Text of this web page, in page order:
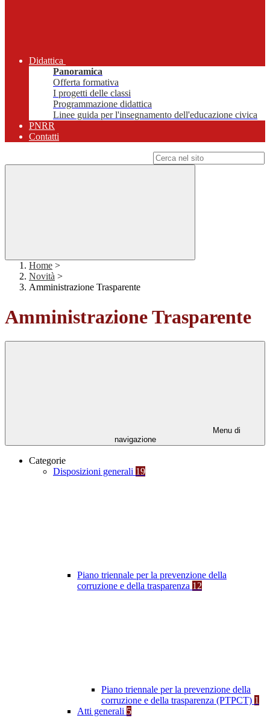
Didattica
Panoramica
Offerta formativa
I progetti delle classi
Programmazione didattica
Linee guida per l'insegnamento dell'educazione civica
PNRR
Contatti
Home >
Novità >
Amministrazione Trasparente
Amministrazione Trasparente
Menu di
navigazione
Categorie
Disposizioni generali 19
Piano triennale per la prevenzione della
corruzione e della trasparenza 12
Piano triennale per la prevenzione della
corruzione e della trasparenza (PTPCT) 1
Atti generali 5